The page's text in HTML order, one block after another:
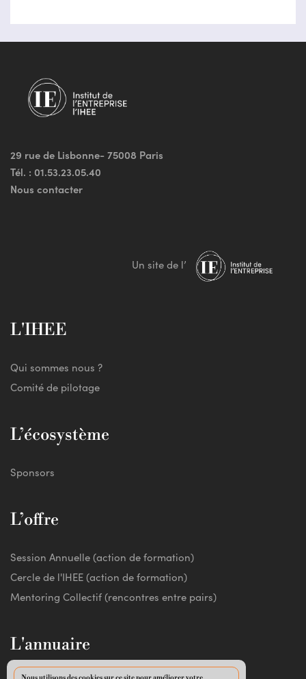
29 rue de Lisbonne- 75008 Paris
Tél. : 01.53.23.05.40
Nous contacter
L'IHEE
Qui sommes nous ?
Comité de pilotage
L’écosystème
Sponsors
L’offre
Session Annuelle (action de formation)
Cercle de l'IHEE (action de formation)
Mentoring Collectif (rencontres entre pairs)
L'annuaire
Un site de l’